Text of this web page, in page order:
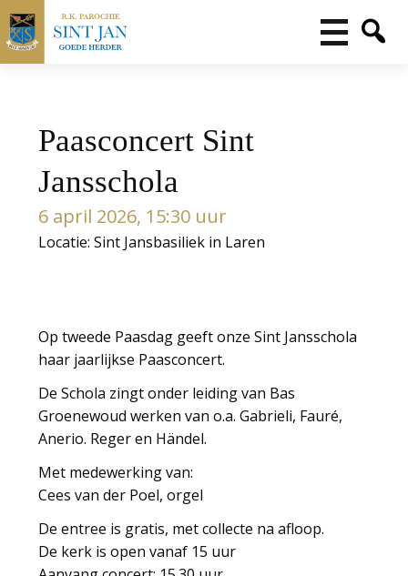
Paasconcert Sint
Jansschola
6 april 2026, 15:30 uur
Locatie: Sint Jansbasiliek in Laren
Op tweede Paasdag geeft onze Sint Jansschola
haar jaarlijkse Paasconcert.
De Schola zingt onder leiding van Bas
Groenewoud werken van o.a. Gabrieli, Fauré,
Anerio. Reger en Händel.
Met medewerking van:
Cees van der Poel, orgel
De entree is gratis, met collecte na afloop.
De kerk is open vanaf 15 uur